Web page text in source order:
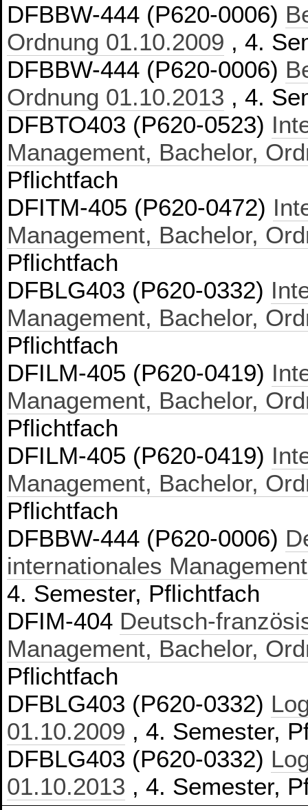
DFBBW-444 (P620-0006)
Ordnung 01.10.2009 , 4.
DFBBW-444 (P620-0006)
Ordnung 01.10.2013 , 4.
DFBTO403 (P620-0523)
Management, Bachelor,
Pflichtfach
DFITM-405 (P620-0472)
Management, Bachelor,
Pflichtfach
DFBLG403 (P620-0332)
Management, Bachelor,
Pflichtfach
DFILM-405 (P620-0419)
Management, Bachelor,
Pflichtfach
DFILM-405 (P620-0419)
Management, Bachelor,
Pflichtfach
DFBBW-444 (P620-0006)
internationales
4. Semester, Pflichtfach
DFIM-404 Deutsch-
Management, Bachelor,
Pflichtfach
DFBLG403 (P620-0332)
01.10.2009 , 4. Semester,
DFBLG403 (P620-0332)
01.10.2013 , 4. Semester,